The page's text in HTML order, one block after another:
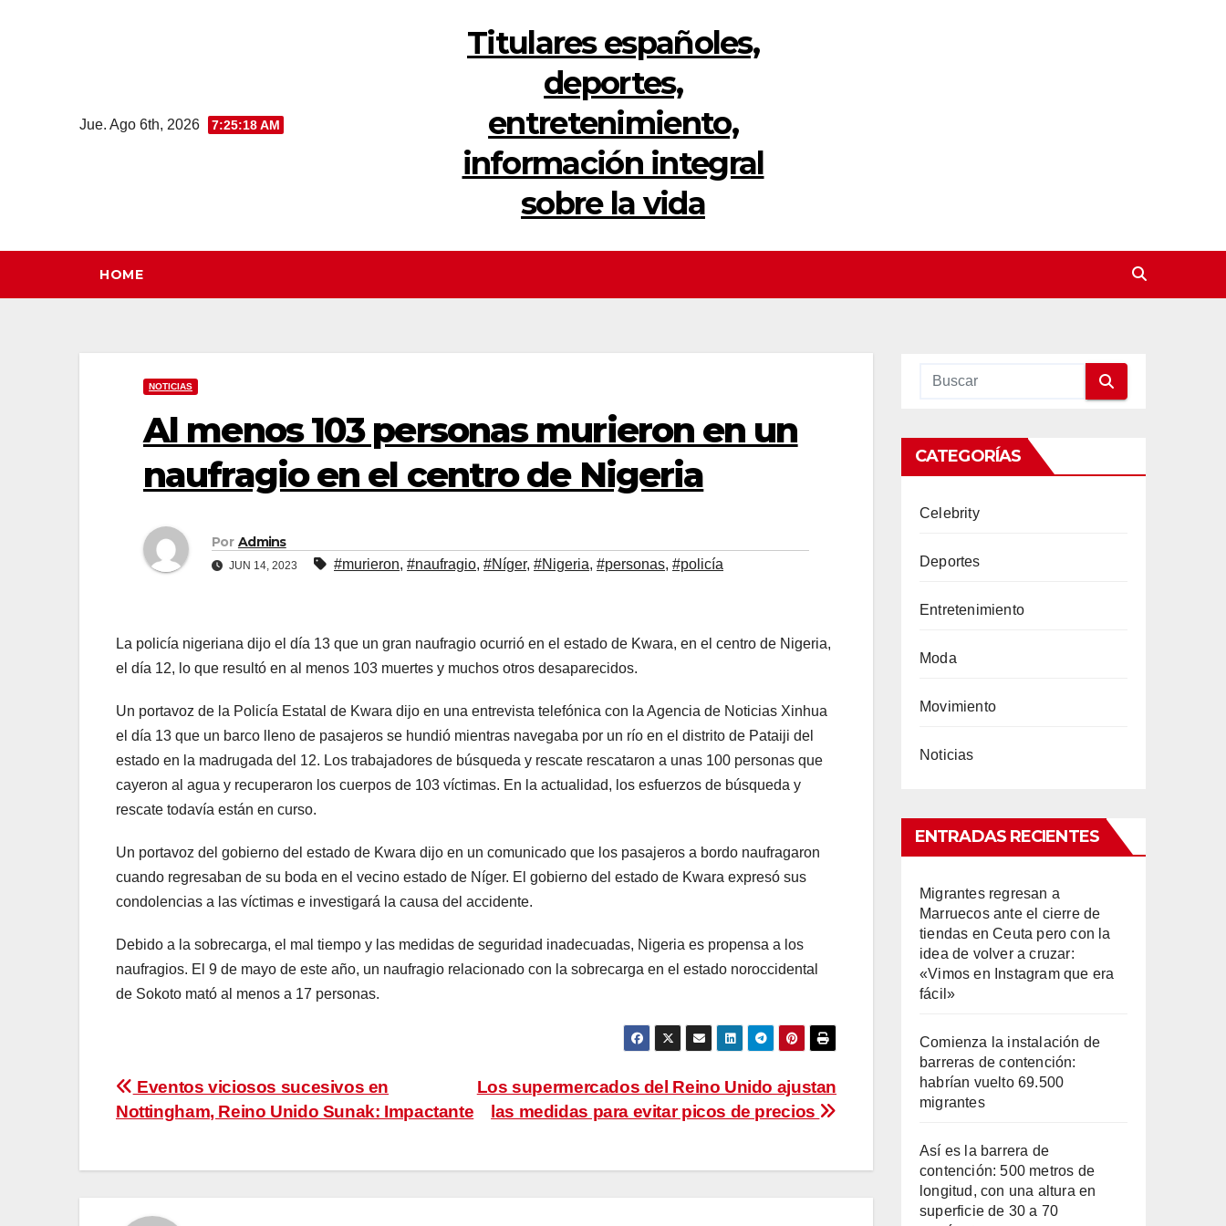
Jue. Ago 6th, 2026 7:25:18 AM
Titulares españoles,
deportes,
entretenimiento,
información integral
sobre la vida
HOME
NOTICIAS
Al menos 103 personas murieron en un
naufragio en el centro de Nigeria
Por Admins
JUN 14, 2023 #murieron, #naufragio, #Níger, #Nigeria, #personas, #policía
La policía nigeriana dijo el día 13 que un gran naufragio ocurrió en el estado de Kwara, en el centro de Nigeria,
el día 12, lo que resultó en al menos 103 muertes y muchos otros desaparecidos.
Un portavoz de la Policía Estatal de Kwara dijo en una entrevista telefónica con la Agencia de Noticias Xinhua
el día 13 que un barco lleno de pasajeros se hundió mientras navegaba por un río en el distrito de Pataiji del
estado en la madrugada del 12. Los trabajadores de búsqueda y rescate rescataron a unas 100 personas que
cayeron al agua y recuperaron los cuerpos de 103 víctimas. En la actualidad, los esfuerzos de búsqueda y
rescate todavía están en curso.
Un portavoz del gobierno del estado de Kwara dijo en un comunicado que los pasajeros a bordo naufragaron
cuando regresaban de su boda en el vecino estado de Níger. El gobierno del estado de Kwara expresó sus
condolencias a las víctimas e investigará la causa del accidente.
Debido a la sobrecarga, el mal tiempo y las medidas de seguridad inadecuadas, Nigeria es propensa a los
naufragios. El 9 de mayo de este año, un naufragio relacionado con la sobrecarga en el estado noroccidental
de Sokoto mató al menos a 17 personas.
Navegación
de
entradas
Los supermercados del Reino Unido ajustan
las medidas para evitar picos de precios
Eventos viciosos sucesivos en
Nottingham, Reino Unido Sunak: Impactante
CATEGORÍAS
Celebrity
Deportes
Entretenimiento
Moda
Movimiento
Noticias
ENTRADAS RECIENTES
Migrantes regresan a
Marruecos ante el cierre de
tiendas en Ceuta pero con la
idea de volver a cruzar:
«Vimos en Instagram que era
fácil»
Comienza la instalación de
barreras de contención:
habrían vuelto 69.500
migrantes
Así es la barrera de
contención: 500 metros de
longitud, con una altura en
superficie de 30 a 70